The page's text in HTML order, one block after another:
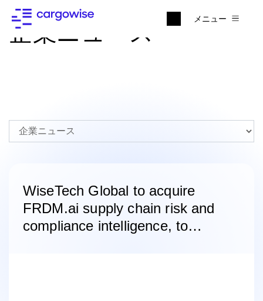
メニュー
企業ニュース
WiseTech Global to acquire
FRDM.ai supply chain risk and
compliance intelligence, to